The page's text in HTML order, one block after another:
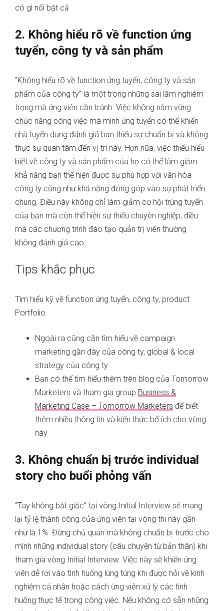
có gì nổi bật cả
2. Không hiểu rõ về function ứng
tuyển, công ty và sản phẩm
“Không hiểu rõ về function ứng tuyển, công ty và sản
phẩm của công ty” là một trong những sai lầm nghiêm
trọng mà ứng viên cần tránh. Việc không nắm vững
chức năng công việc mà mình ứng tuyển có thể khiến
nhà tuyển dụng đánh giá bạn thiếu sự chuẩn bị và không
thực sự quan tâm đến vị trí này. Hơn nữa, việc thiếu hiểu
biết về công ty và sản phẩm của họ có thể làm giảm
khả năng bạn thể hiện được sự phù hợp với văn hóa
công ty cũng như khả năng đóng góp vào sự phát triển
chung. Điều này không chỉ làm giảm cơ hội trúng tuyển
của bạn mà còn thể hiện sự thiếu chuyên nghiệp, điều
mà các chương trình đào tạo quản trị viên thường
không đánh giá cao.
Tips khắc phục
Tìm hiểu kỹ về function ứng tuyển, công ty, product
Portfolio
Ngoài ra cũng cần tìm hiểu về campaign
marketing gần đây của công ty, global & local
strategy của công ty.
Bạn có thể tìm hiểu thêm trên blog của Tomorrow
Marketers và tham gia group Business &
Marketing Case – Tomorrow Marketers để biết
thêm nhiều thông tin và kiến thức bổ ích cho vòng
này
3. Không chuẩn bị trước individual
story cho buổi phỏng vấn
“Tay không bắt giặc” tại vòng Initial Interview sẽ mang
lại tỷ lệ thành công của ứng viên tại vòng thi này gần
như là 1%. Đừng chủ quan mà không chuẩn bị trước cho
mình những individual story (câu chuyện từ bản thân) khi
tham gia vòng Initial Interview. Việc này sẽ khiến ứng
viên dễ rơi vào tình huống lúng túng khi được hỏi về kinh
nghiệm cá nhân hoặc cách ứng viên xử lý các tình
huống thực tế trong công việc. Nếu không có sẵn những